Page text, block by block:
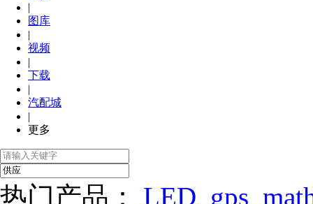
|
图库
|
视频
|
下载
|
汽配城
|
更多
热门产品： LED gps